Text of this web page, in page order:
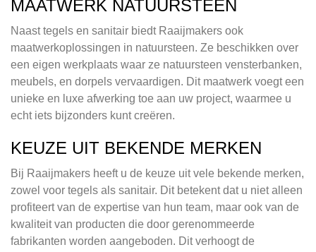
MAATWERK NATUURSTEEN
Naast tegels en sanitair biedt Raaijmakers ook
maatwerkoplossingen in natuursteen. Ze beschikken over
een eigen werkplaats waar ze natuursteen vensterbanken,
meubels, en dorpels vervaardigen. Dit maatwerk voegt een
unieke en luxe afwerking toe aan uw project, waarmee u
echt iets bijzonders kunt creëren.
KEUZE UIT BEKENDE MERKEN
Bij Raaijmakers heeft u de keuze uit vele bekende merken,
zowel voor tegels als sanitair. Dit betekent dat u niet alleen
profiteert van de expertise van hun team, maar ook van de
kwaliteit van producten die door gerenommeerde
fabrikanten worden aangeboden. Dit verhoogt de